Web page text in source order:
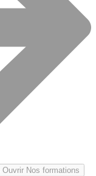
Ouvrir Nos formations